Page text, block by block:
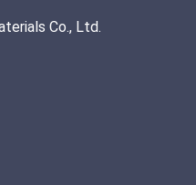
Co., Ltd.